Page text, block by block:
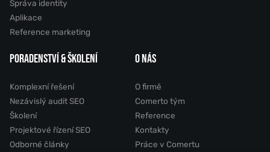
Správa identity
Aplikace
Reference marketing
PORADENSTVÍ & ŠKOLENÍ
Komplexní řešení
Nezávislý audit SEO
Školení
Projektové řízení SEO
Odborné články
O NÁS
O firmě
Comerto tým
Reference
Kontakty
Práce v Comertu